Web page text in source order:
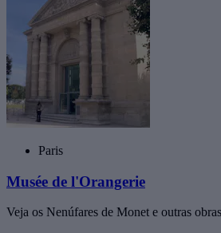
Paris
Musée de l'Orangerie
Veja os Nenúfares de Monet e outras